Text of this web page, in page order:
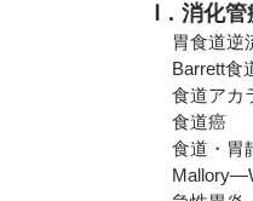
Ⅰ．消化
胃食道逆
Barrett食
食道アカ
食道癌
食道・胃